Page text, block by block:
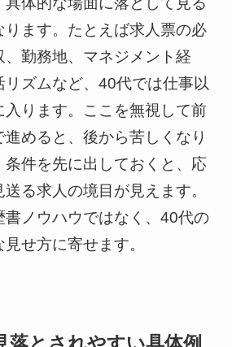
ります。たとえば求人票の必
、勤務地、マネジメント経
ズムなど、40代では仕事以
ります。ここを無視して前
めると、後から苦しくなり
条件を先に出しておくと、応
る求人の境目が見えます。
書ノウハウではなく、40代の
せ方に寄せます。